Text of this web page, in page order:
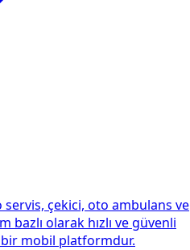
servis, çekici, oto ambulans ve
olarak hızlı ve güvenli
bir mobil platformdur.